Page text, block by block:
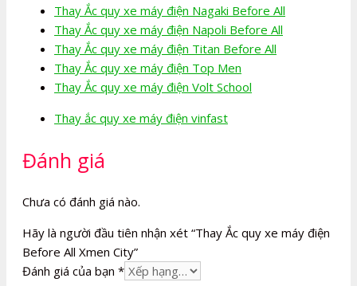
Thay Ắc quy xe máy điện Nagaki Before All
Thay Ắc quy xe máy điện Napoli Before All
Thay Ắc quy xe máy điện Titan Before All
Thay Ắc quy xe máy điện Top Men
Thay Ắc quy xe máy điện Volt School
Thay ắc quy xe máy điện vinfast
Đánh giá
Chưa có đánh giá nào.
Hãy là người đầu tiên nhận xét “Thay Ắc quy xe máy điện
Before All Xmen City”
Đánh giá của bạn *